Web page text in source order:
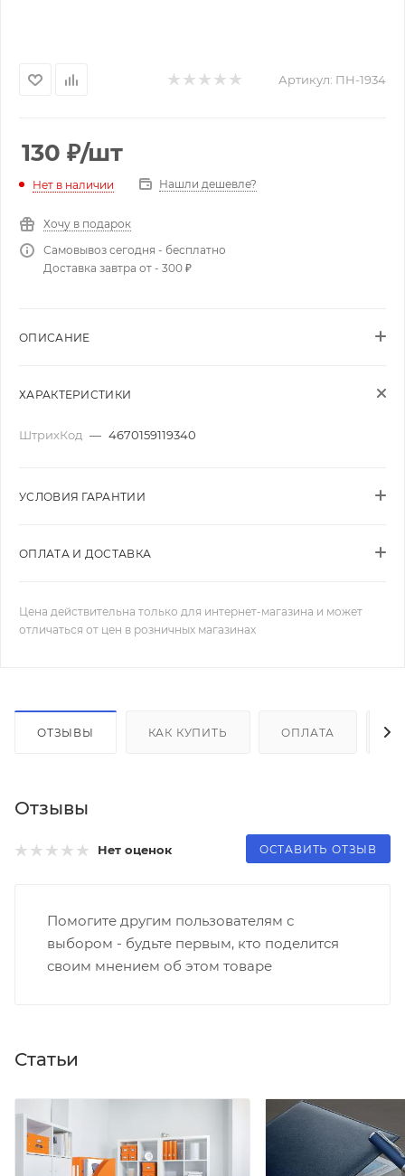
Артикул: ПН-1934
130 ₽/шт
Нет в наличии Нашли дешевле?
Хочу в подарок
Самовывоз сегодня - бесплатно
Доставка завтра от - 300 ₽
ОПИСАНИЕ
ХАРАКТЕРИСТИКИ
ШтрихКод — 4670159119340
УСЛОВИЯ ГАРАНТИИ
ОПЛАТА И ДОСТАВКА
Цена действительна только для интернет-магазина и может
отличаться от цен в розничных магазинах
ОТЗЫВЫ КАК КУПИТЬ ОПЛАТА
Отзывы
Нет оценок ОСТАВИТЬ ОТЗЫВ
Помогите другим пользователям с
выбором - будьте первым, кто поделится
своим мнением об этом товаре
Статьи